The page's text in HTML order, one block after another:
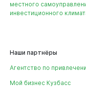
местного
инвестиционного
Наши партнёры
Агентство по
Мой бизнес Кузбасс